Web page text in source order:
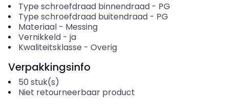
Type schroefdraad binnendraad- PG
Type schroefdraad buitendraad- PG
Materiaal- Messing
Vernikkeld- ja
Kwaliteitsklasse - Overig
Verpakkingsinfo
50 stuk(s)
Niet retourneerbaar product